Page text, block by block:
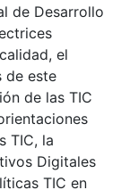
de Desarrollo
el
de este
de las TIC
TIC, la
Digitales
TIC en